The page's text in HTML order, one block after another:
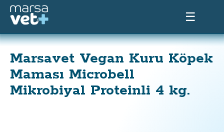
☰
Marsavet Vegan Kuru Köpek
Maması Microbell
Mikrobiyal Proteinli 4 kg.